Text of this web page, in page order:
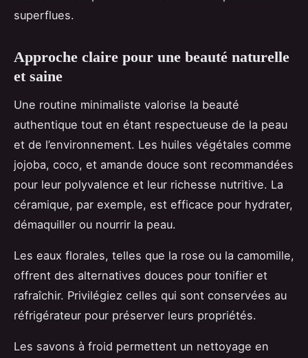
superflues.
Approche claire pour une beauté naturelle
et saine
Une routine minimaliste valorise la beauté
authentique tout en étant respectueuse de la peau
et de l’environnement. Les huiles végétales comme
jojoba, coco, et amande douce sont recommandées
pour leur polyvalence et leur richesse nutritive. La
céramique, par exemple, est efficace pour hydrater,
démaquiller ou nourrir la peau.
Les eaux florales, telles que la rose ou la camomille,
offrent des alternatives douces pour tonifier et
rafraîchir. Privilégiez celles qui sont conservées au
réfrigérateur pour préserver leurs propriétés.
Les savons à froid permettent un nettoyage en